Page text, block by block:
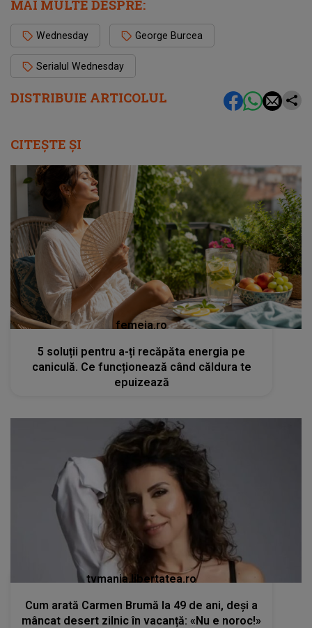
DISTRIBUIE ARTICOLUL
MAI MULTE DESPRE:
Wednesday George Burcea
Serialul Wednesday
CITEȘTE ȘI
femeia.ro
5 soluții pentru a-ți recăpăta energia pe
caniculă. Ce funcționează când căldura te
epuizează
tvmania.libertatea.ro
Cum arată Carmen Brumă la 49 de ani, deși a
mâncat desert zilnic în vacanță: «Nu e noroc!»